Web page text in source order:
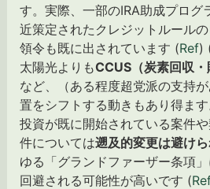
す。実際、一部のIRA助成プログ
近策定されたクレジットルール
領令も既に出されています (Ref)
太陽光よりもCCUS（炭素回収
など、（ある程度超党派の支持
置をシフトする動きもあり得ま
投資が既に開始されている案件
件については遡及的変更は避け
ゆる「グランドファーザー条項
回避される可能性が高いです (